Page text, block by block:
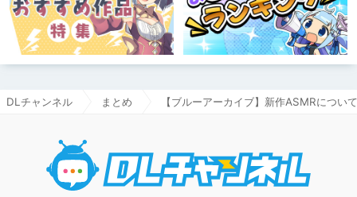
DLチャンネル まとめ 【ブルーアーカイブ】新作ASMRについ